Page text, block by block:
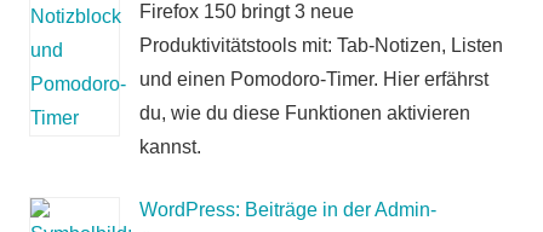
Firefox 150 bringt 3 neue
Produktivitätstools mit: Tab-Notizen, Listen
und einen Pomodoro-Timer. Hier erfährst
du, wie du diese Funktionen aktivieren
kannst.
WordPress: Beiträge in der Admin-